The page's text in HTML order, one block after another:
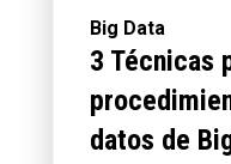
Big Data
3 Técnicas
datos de